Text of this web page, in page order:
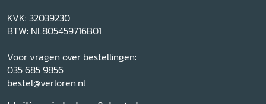
KVK: 32039230
BTW: NL805459716B01
Voor vragen over bestellingen:
035 685 9856
bestel@verloren.nl